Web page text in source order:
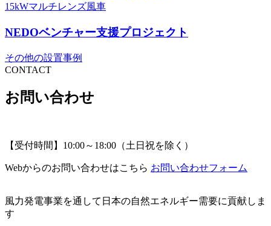
15kWマルチレンズ風車
NEDOベンチャー支援プロジェクト
その他の設置事例
CONTACT
お問い合わせ
【受付時間】10:00～18:00（土日祝を除く）
Webからのお問い合わせはこちら お問い合わせフォーム
風力発電事業を通して日本の自然エネルギー需要に貢献しま
す